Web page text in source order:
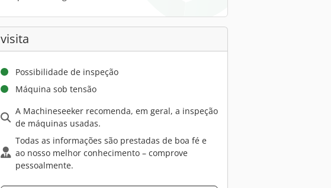
visita
Possibilidade de inspeção
Máquina sob tensão
A Machineseeker recomenda, em geral, a inspeção
de máquinas usadas.
Todas as informações são prestadas de boa fé e
ao nosso melhor conhecimento – comprove
pessoalmente.